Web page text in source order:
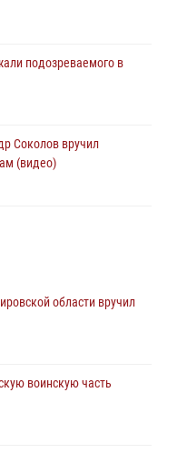
подозреваемого в
Соколов вручил
(видео)
в грабеже
войск
области вручил
воинскую часть